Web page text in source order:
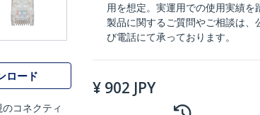
ロード
コネクティ
用を想定。実運用での使用実績を
製品に関するご質問やご相談は、
び電話にて承っております。
¥ 902 JPY